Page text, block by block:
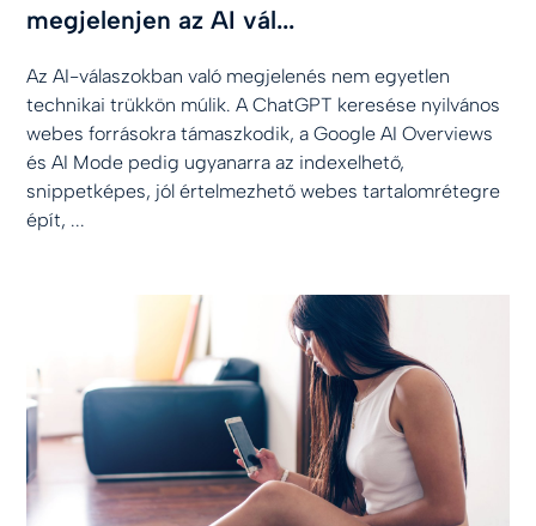
megjelenjen az AI vál...
Az AI-válaszokban való megjelenés nem egyetlen
technikai trükkön múlik. A ChatGPT keresése nyilvános
webes forrásokra támaszkodik, a Google AI Overviews
és AI Mode pedig ugyanarra az indexelhető,
snippetképes, jól értelmezhető webes tartalomrétegre
épít, ...